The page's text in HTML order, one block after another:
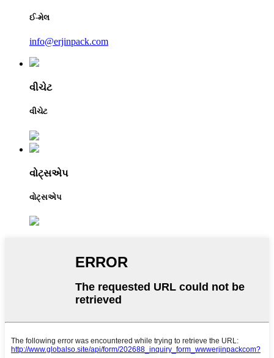
ઈ-મેલ
info@erjinpack.com
વીચેટ
વીચેટ
વોટ્સએપ
વોટ્સએપ